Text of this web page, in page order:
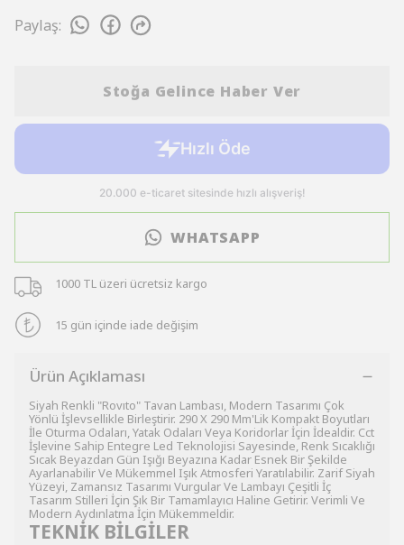
Paylaş:
Stoğa Gelince Haber Ver
WHATSAPP
1000 TL üzeri ücretsiz kargo
15 gün içinde iade değişim
Ürün Açıklaması
Siyah Renkli "Rovıto" Tavan Lambası, Modern Tasarımı Çok
Yönlü İşlevsellikle Birleştirir. 290 X 290 Mm'Lik Kompakt Boyutları
İle Oturma Odaları, Yatak Odaları Veya Koridorlar İçin İdealdir. Cct
İşlevine Sahip Entegre Led Teknolojisi Sayesinde, Renk Sıcaklığı
Sıcak Beyazdan Gün Işığı Beyazına Kadar Esnek Bir Şekilde
Ayarlanabilir Ve Mükemmel Işık Atmosferi Yaratılabilir. Zarif Siyah
Yüzeyi, Zamansız Tasarımı Vurgular Ve Lambayı Çeşitli İç
Tasarım Stilleri İçin Şık Bir Tamamlayıcı Haline Getirir. Verimli Ve
Modern Aydınlatma İçin Mükemmeldir.
TEKNİK BİLGİLER